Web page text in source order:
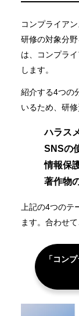
コンプライア
研修の対象分
は、コンプラ
します。
紹介する4つの
いるため、研
ハラス
SNSの
情報保
著作物
上記の4つのテ
ます。合わせて
「コン